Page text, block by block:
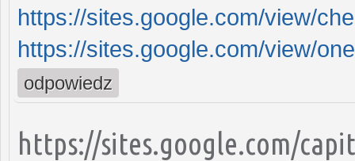
https://sites.google.com/view/
https://sites.google.com/view/
odpowiedz
https://sites.google.com/